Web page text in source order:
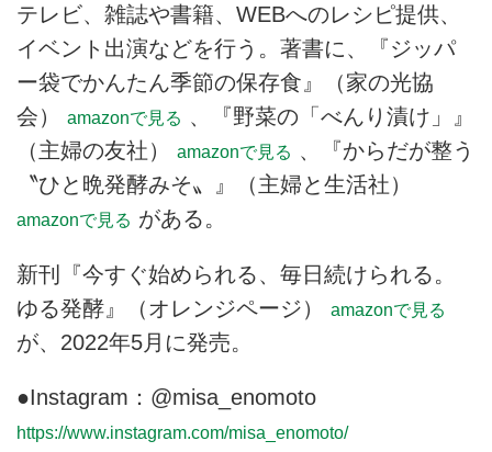
テレビ、雑誌や書籍、WEBへのレシピ提供、
イベント出演などを行う。著書に、『ジッパ
ー袋でかんたん季節の保存食』（家の光協
会）
amazonで見る 、『野菜の「べんり漬け」』
（主婦の友社）
amazonで見る 、『からだが整う
〝ひと晩発酵みそ〟』（主婦と生活社）
amazonで見る がある。
新刊『今すぐ始められる、毎日続けられる。
ゆる発酵』（オレンジページ）
amazonで見る
が、2022年5月に発売。
●Instagram：@misa_enomoto
https://www.instagram.com/misa_enomoto/